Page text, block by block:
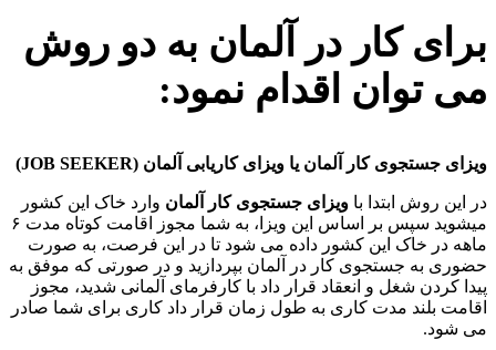
برای کار در آلمان به دو روش
می توان اقدام نمود:
ویزای جستجوی کار آلمان یا ویزای کاریابی آلمان (JOB SEEKER)
در این روش ابتدا با ویزای جستجوی کار آلمان وارد خاک این کشور
میشوید سپس بر اساس این ویزا، به شما مجوز اقامت کوتاه مدت ۶
ماهه در خاک این کشور داده می شود تا در این فرصت، به صورت
حضوری به جستجوی کار در آلمان بپردازید و در صورتی که موفق به
پیدا کردن شغل و انعقاد قرار داد با کارفرمای آلمانی شدید، مجوز
اقامت بلند مدت کاری به طول زمان قرار داد کاری برای شما صادر
می شود.